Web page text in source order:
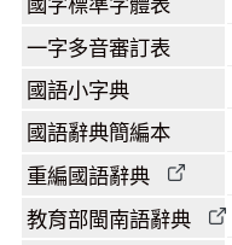
一字多音審訂表
國語小字典
國語辭典簡編本
重編國語辭典
教育部閩南語辭典